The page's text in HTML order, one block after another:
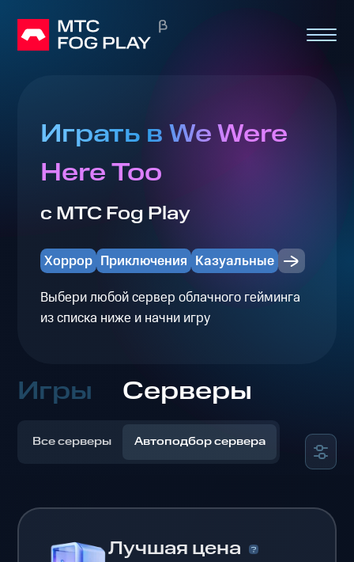
Играть в We Were
Here Too
с МТС Fog Play
Хоррор Приключения Казуальные
Выбери любой сервер облачного гейминга
из списка ниже и начни игру
Игры Серверы
Все серверы Автоподбор сервера
Лучшая цена